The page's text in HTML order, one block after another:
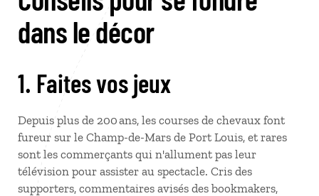
dans le décor
1. Faites vos jeux
Depuis plus de 200 ans, les courses de chevaux font
fureur sur le Champ-de-Mars de Port Louis, et rares
sont les commerçants qui n'allument pas leur
télévision pour assister au spectacle. Cris des
supporters, commentaires avisés des bookmakers,